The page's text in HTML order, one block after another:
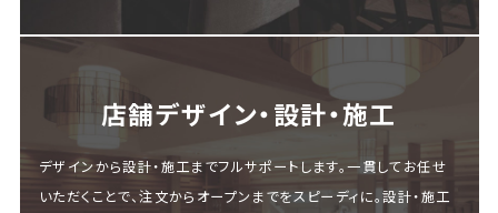
店舗デザイン・設計・施⼯
デザインから設計・施工までフルサポートします。一貫してお任せ
いただくことで、注文からオープンまでをスピーディに。設計・施工